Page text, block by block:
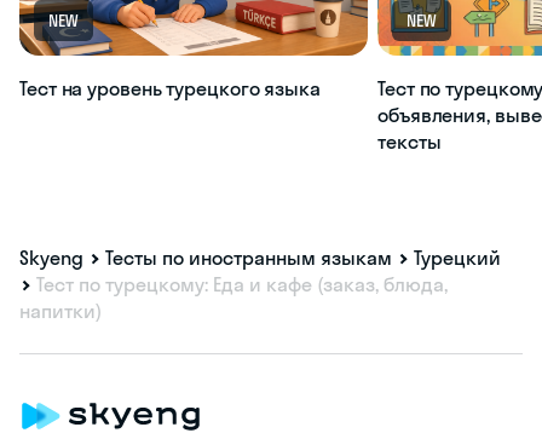
NEW
Тест на уровень турецкого языка
NEW
Тест по
объявления,
тексты
Skyeng Тесты по иностранным языкам
Турецкий
Тест по турецкому: Еда и кафе (заказ, блюда,
напитки)